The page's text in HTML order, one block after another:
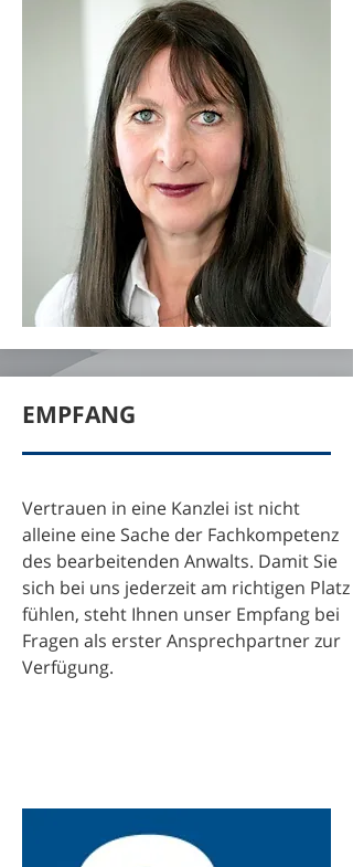
EMPFANG
Vertrauen in eine Kanzlei ist nicht
alleine eine Sache der Fachkompetenz
des bearbeitenden Anwalts. Damit Sie
sich bei uns jederzeit am richtigen Platz
fühlen, steht Ihnen unser Empfang bei
Fragen als erster Ansprechpartner zur
Verfügung.